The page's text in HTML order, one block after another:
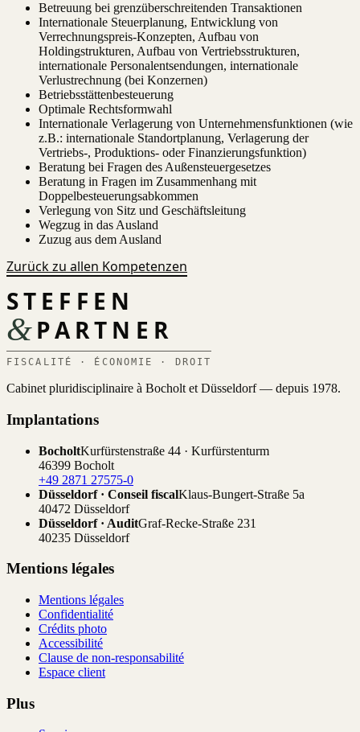
Betreuung bei grenzüberschreitenden Transaktionen
Internationale Steuerplanung, Entwicklung von
Verrechnungspreis-Konzepten, Aufbau von
Holdingstrukturen, Aufbau von Vertriebsstrukturen,
internationale Personalentsendungen, internationale
Verlustrechnung (bei Konzernen)
Betriebsstättenbesteuerung
Optimale Rechtsformwahl
Internationale Verlagerung von Unternehmensfunktionen (wie
z.B.: internationale Standortplanung, Verlagerung der
Vertriebs-, Produktions- oder Finanzierungsfunktion)
Beratung bei Fragen des Außensteuergesetzes
Beratung in Fragen im Zusammenhang mit
Doppelbesteuerungsabkommen
Verlegung von Sitz und Geschäftsleitung
Wegzug in das Ausland
Zuzug aus dem Ausland
Zurück zu allen Kompetenzen
STEFFEN
&PARTNER
FISCALITÉ · ÉCONOMIE · DROIT
Cabinet pluridisciplinaire à Bocholt et Düsseldorf — depuis 1978.
Implantations
BocholtKurfürstenstraße 44 · Kurfürstenturm
46399 Bocholt
+49 2871 27575-0
Düsseldorf · Conseil fiscalKlaus-Bungert-Straße 5a
40472 Düsseldorf
Düsseldorf · AuditGraf-Recke-Straße 231
40235 Düsseldorf
Mentions légales
Mentions légales
Confidentialité
Crédits photo
Accessibilité
Clause de non-responsabilité
Espace client
Plus